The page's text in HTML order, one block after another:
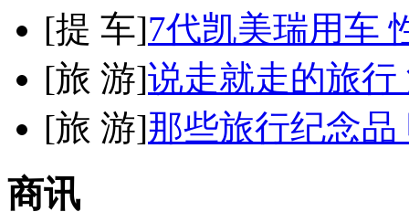
[提 车]7代凯美瑞用车
[旅 游]说走就走的旅
[旅 游]那些旅行纪念
商讯